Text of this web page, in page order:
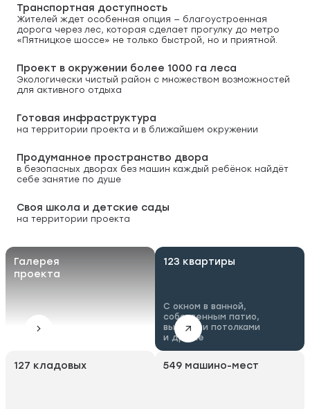
Транспортная доступность
Жителей ждет особенная опция — благоустроенная
дорога через лес, которая сделает прогулку до метро
«Пятницкое шоссе» не только быстрой, но и приятной.
Проект в окружении более 1000 га леса
Экологически чистый район с множеством возможностей
для активного отдыха
Готовая инфраструктура
на территории проекта и в ближайшем окружении
Продуманное пространство двора
в безопасных дворах без машин каждый ребёнок найдёт
себе занятие по душе
Своя школа и детские сады
на территории проекта
Галерея
проекта
123 квартиры
С окном в ванной,
собственным патио,
высокими потолками
и другие
127 кладовых 549 машино-мест